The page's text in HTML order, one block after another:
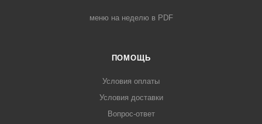
меню на неделю в PDF
ПОМОЩЬ
Условия оплаты
Условия доставки
Вопрос-ответ